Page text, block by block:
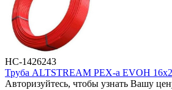
НС-1426243
Труба ALTSTREAM PEX-а EVOH
Авторизуйтесь, чтобы узнать Вашу